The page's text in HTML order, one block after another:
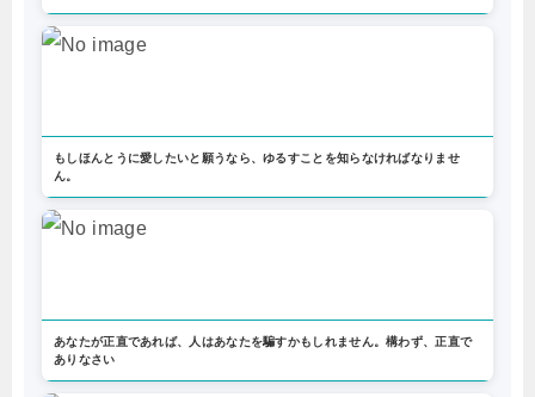
もしほんとうに愛したいと願うなら、ゆるすことを知らなければなりませ
ん。
あなたが正直であれば、人はあなたを騙すかもしれません。構わず、正直で
ありなさい